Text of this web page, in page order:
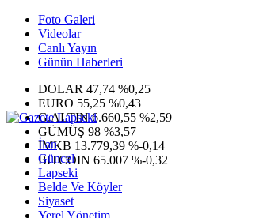
Foto Galeri
Videolar
Canlı Yayın
Günün Haberleri
DOLAR 47,74 %0,25
EURO 55,25 %0,43
G.ALTIN6.660,55 %2,59
GÜMÜŞ 98 %3,57
IMKB 13.779,39 %-0,14
BITCOIN 65.007 %-0,32
İlan
Güncel
Lapseki
Belde Ve Köyler
Siyaset
Yerel Yönetim